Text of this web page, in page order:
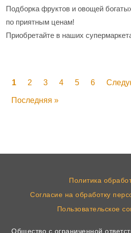
Подборка фруктов и овощей
по приятным ценам!
Приобретайте в наших
Нумерация страниц
Текущая страница
1 Страница
2 Страница
3 Страница
4 Страница
5 Страница
6
Последняя страница
Последняя »
Политика
Согласие на обработку
Пользовательское
Общество с ограниченной